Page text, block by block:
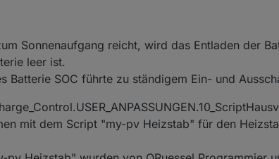
Sonnenaufgang reicht, wird das Entladen der
leer ist.
Batterie SOC führte zu ständigem Ein- und
mit dem Script "my-pv Heizstab" für den